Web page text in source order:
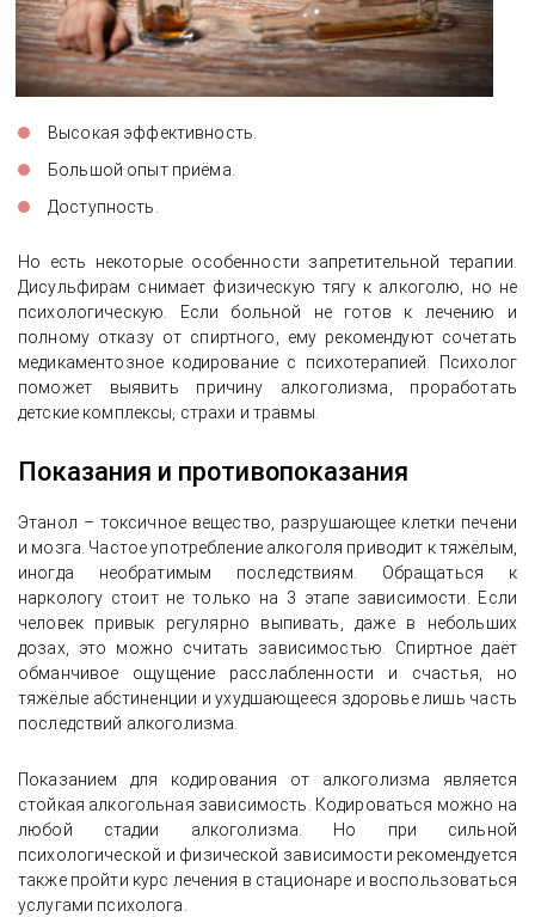
Высокая эффективность.
Большой опыт приёма.
Доступность.
Но есть некоторые особенности запретительной терапии.
Дисульфирам снимает физическую тягу к алкоголю, но не
психологическую. Если больной не готов к лечению и
полному отказу от спиртного, ему рекомендуют сочетать
медикаментозное кодирование с психотерапией. Психолог
поможет выявить причину алкоголизма, проработать
детские комплексы, страхи и травмы.
Показания и противопоказания
Этанол – токсичное вещество, разрушающее клетки печени
и мозга. Частое употребление алкоголя приводит к тяжёлым,
иногда необратимым последствиям. Обращаться к
наркологу стоит не только на 3 этапе зависимости. Если
человек привык регулярно выпивать, даже в небольших
дозах, это можно считать зависимостью. Спиртное даёт
обманчивое ощущение расслабленности и счастья, но
тяжёлые абстиненции и ухудшающееся здоровье лишь часть
последствий алкоголизма.
Показанием для кодирования от алкоголизма является
стойкая алкогольная зависимость. Кодироваться можно на
любой стадии алкоголизма. Но при сильной
психологической и физической зависимости рекомендуется
также пройти курс лечения в стационаре и воспользоваться
услугами психолога.